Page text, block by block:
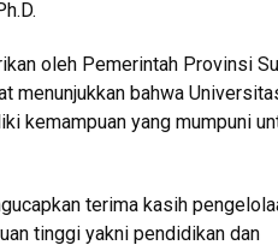
oleh Pemerintah Provinsi
menunjukkan bahwa
kemampuan yang mumpuni
terima kasih
tinggi yakni pendidikan dan